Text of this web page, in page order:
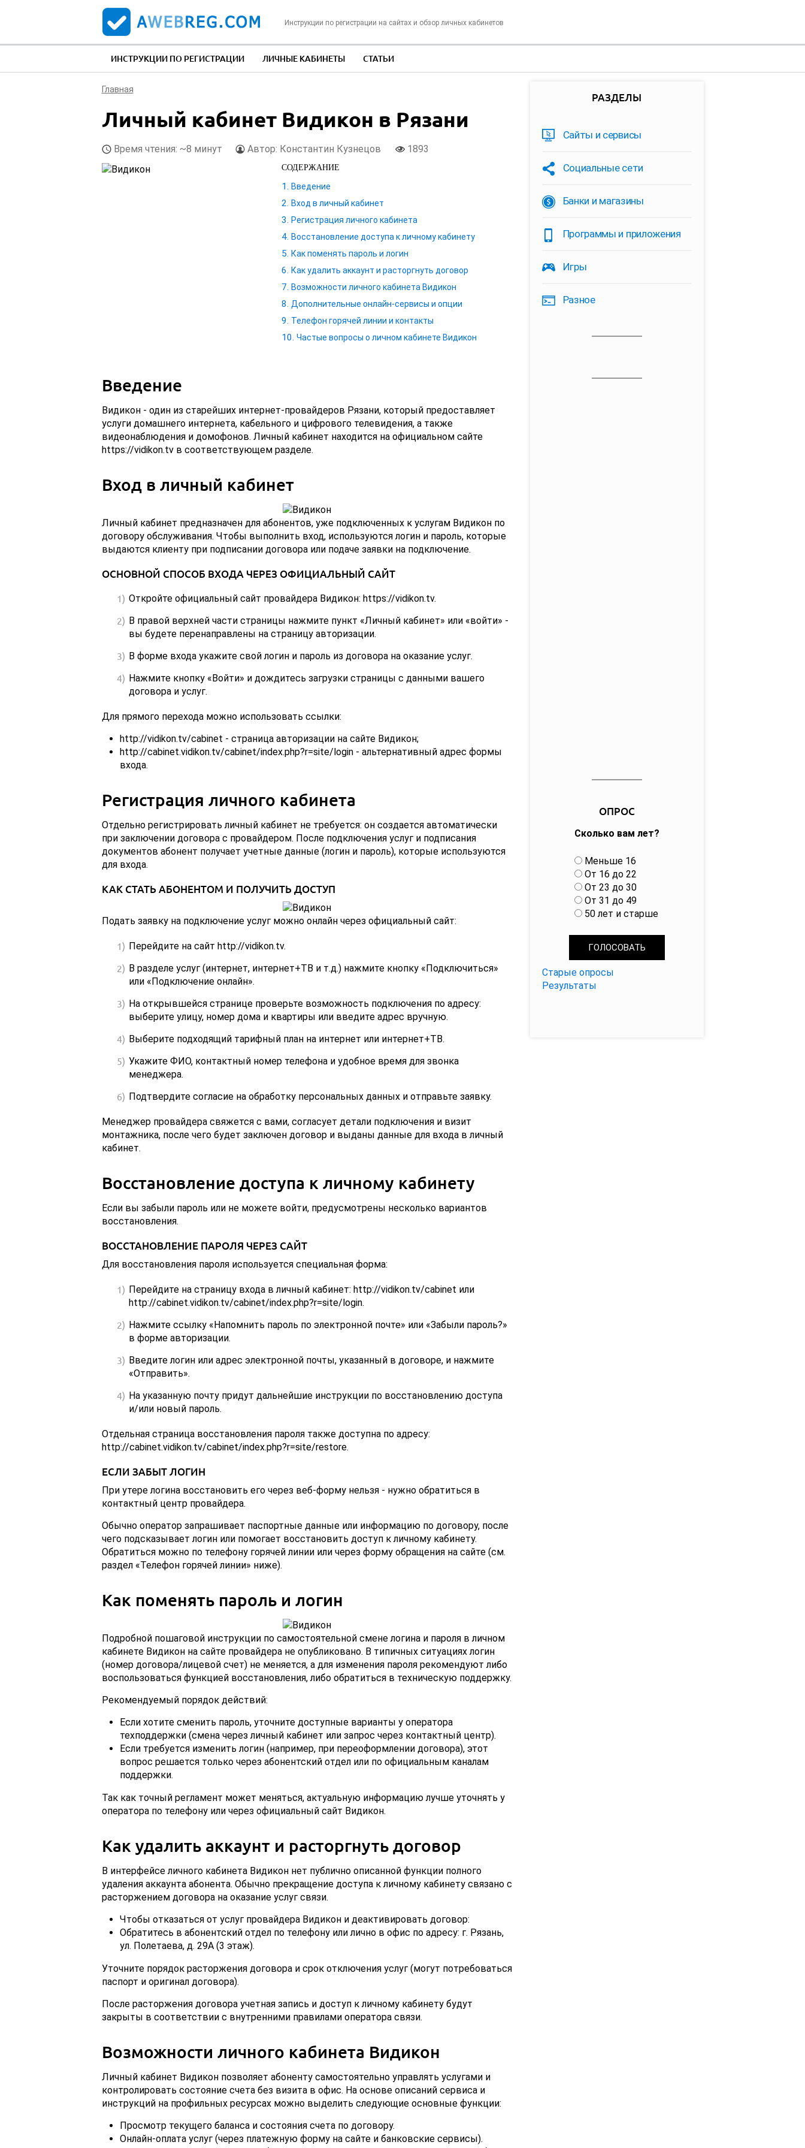
Инструкции по регистрации на сайтах и обзор личных кабинетов
ИНСТРУКЦИИ ПО РЕГИСТРАЦИИ ЛИЧНЫЕ КАБИНЕТЫ СТАТЬИ
Главная
Личный кабинет Видикон в Рязани
Время чтения: ~8 минут Автор: Константин Кузнецов 1893
СОДЕРЖАНИЕ
Введение
Вход в личный кабинет
Регистрация личного кабинета
Восстановление доступа к личному кабинету
Как поменять пароль и логин
Как удалить аккаунт и расторгнуть договор
Возможности личного кабинета Видикон
Дополнительные онлайн-сервисы и опции
Телефон горячей линии и контакты
Частые вопросы о личном кабинете Видикон
Введение
Видикон - один из старейших интернет-провайдеров Рязани, который предоставляет
услуги домашнего интернета, кабельного и цифрового телевидения, а также
видеонаблюдения и домофонов. Личный кабинет находится на официальном сайте
https://vidikon.tv в соответствующем разделе.
Вход в личный кабинет
Личный кабинет предназначен для абонентов, уже подключенных к услугам Видикон по
договору обслуживания. Чтобы выполнить вход, используются логин и пароль, которые
выдаются клиенту при подписании договора или подаче заявки на подключение.
ОСНОВНОЙ СПОСОБ ВХОДА ЧЕРЕЗ ОФИЦИАЛЬНЫЙ САЙТ
Откройте официальный сайт провайдера Видикон: https://vidikon.tv.
В правой верхней части страницы нажмите пункт «Личный кабинет» или «войти» -
вы будете перенаправлены на страницу авторизации.
В форме входа укажите свой логин и пароль из договора на оказание услуг.
Нажмите кнопку «Войти» и дождитесь загрузки страницы с данными вашего
договора и услуг.
Для прямого перехода можно использовать ссылки:
http://vidikon.tv/cabinet - страница авторизации на сайте Видикон;
http://cabinet.vidikon.tv/cabinet/index.php?r=site/login - альтернативный адрес формы
входа.
Регистрация личного кабинета
Отдельно регистрировать личный кабинет не требуется: он создается автоматически
при заключении договора с провайдером. После подключения услуг и подписания
документов абонент получает учетные данные (логин и пароль), которые используются
для входа.
КАК СТАТЬ АБОНЕНТОМ И ПОЛУЧИТЬ ДОСТУП
Подать заявку на подключение услуг можно онлайн через официальный сайт:
Перейдите на сайт http://vidikon.tv.
В разделе услуг (интернет, интернет+ТВ и т.д.) нажмите кнопку «Подключиться»
или «Подключение онлайн».
На открывшейся странице проверьте возможность подключения по адресу:
выберите улицу, номер дома и квартиры или введите адрес вручную.
Выберите подходящий тарифный план на интернет или интернет+ТВ.
Укажите ФИО, контактный номер телефона и удобное время для звонка
менеджера.
Подтвердите согласие на обработку персональных данных и отправьте заявку.
Менеджер провайдера свяжется с вами, согласует детали подключения и визит
монтажника, после чего будет заключен договор и выданы данные для входа в личный
кабинет.
Восстановление доступа к личному кабинету
Если вы забыли пароль или не можете войти, предусмотрены несколько вариантов
восстановления.
ВОССТАНОВЛЕНИЕ ПАРОЛЯ ЧЕРЕЗ САЙТ
Для восстановления пароля используется специальная форма:
Перейдите на страницу входа в личный кабинет: http://vidikon.tv/cabinet или
http://cabinet.vidikon.tv/cabinet/index.php?r=site/login.
Нажмите ссылку «Напомнить пароль по электронной почте» или «Забыли пароль?»
в форме авторизации.
Введите логин или адрес электронной почты, указанный в договоре, и нажмите
«Отправить».
На указанную почту придут дальнейшие инструкции по восстановлению доступа
и/или новый пароль.
Отдельная страница восстановления пароля также доступна по адресу:
http://cabinet.vidikon.tv/cabinet/index.php?r=site/restore.
ЕСЛИ ЗАБЫТ ЛОГИН
При утере логина восстановить его через веб-форму нельзя - нужно обратиться в
контактный центр провайдера.
Обычно оператор запрашивает паспортные данные или информацию по договору, после
чего подсказывает логин или помогает восстановить доступ к личному кабинету.
Обратиться можно по телефону горячей линии или через форму обращения на сайте (см.
раздел «Телефон горячей линии» ниже).
Как поменять пароль и логин
Подробной пошаговой инструкции по самостоятельной смене логина и пароля в личном
кабинете Видикон на сайте провайдера не опубликовано. В типичных ситуациях логин
(номер договора/лицевой счет) не меняется, а для изменения пароля рекомендуют либо
воспользоваться функцией восстановления, либо обратиться в техническую поддержку.
Рекомендуемый порядок действий:
Если хотите сменить пароль, уточните доступные варианты у оператора
техподдержки (смена через личный кабинет или запрос через контактный центр).
Если требуется изменить логин (например, при переоформлении договора), этот
вопрос решается только через абонентский отдел или по официальным каналам
поддержки.
Так как точный регламент может меняться, актуальную информацию лучше уточнять у
оператора по телефону или через официальный сайт Видикон.
Как удалить аккаунт и расторгнуть договор
В интерфейсе личного кабинета Видикон нет публично описанной функции полного
удаления аккаунта абонента. Обычно прекращение доступа к личному кабинету связано с
расторжением договора на оказание услуг связи.
Чтобы отказаться от услуг провайдера Видикон и деактивировать договор:
Обратитесь в абонентский отдел по телефону или лично в офис по адресу: г. Рязань,
ул. Полетаева, д. 29А (3 этаж).
Уточните порядок расторжения договора и срок отключения услуг (могут потребоваться
паспорт и оригинал договора).
После расторжения договора учетная запись и доступ к личному кабинету будут
закрыты в соответствии с внутренними правилами оператора связи.
Возможности личного кабинета Видикон
Личный кабинет Видикон позволяет абоненту самостоятельно управлять услугами и
контролировать состояние счета без визита в офис. На основе описаний сервиса и
инструкций на профильных ресурсах можно выделить следующие основные функции:
Просмотр текущего баланса и состояния счета по договору.
Онлайн-оплата услуг (через платежную форму на сайте и банковские сервисы).
РАЗДЕЛЫ
Сайты и сервисы
Социальные сети
Банки и магазины
Программы и приложения
Игры
Разное
ОПРОС
Сколько вам лет?
В
а
р
и
а
Меньше 16
От 16 до 22
От 23 до 30
От 31 до 49
50 лет и старше
Старые опросы
Результаты